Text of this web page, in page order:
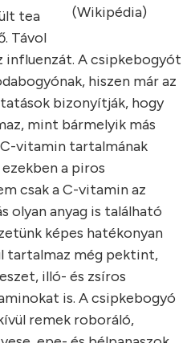
(Wikipédia)
tea
Távol
influenzát. A csipkebogyót
hiszen már az
bizonyítják, hogy
mint bármelyik más
vitamin tartalmának
a piros
csak a C-vitamin az
olyan anyag is található
képes hatékonyan
tartalmaz még pektint,
illó- és zsíros
is. A csipkebogyó
remek roboráló,